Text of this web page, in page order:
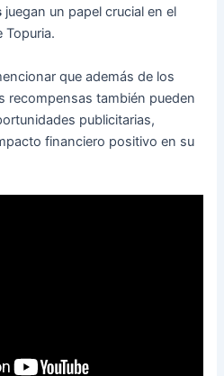
juegan un papel crucial en el
Topuria.
que además de los
recompensas también pueden
publicitarias,
financiero positivo en su